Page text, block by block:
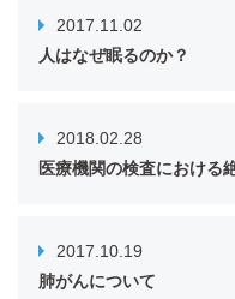
2017.11.02
人はなぜ眠るのか？
2018.02.28
医療機関の検査における
2017.10.19
肺がんについて